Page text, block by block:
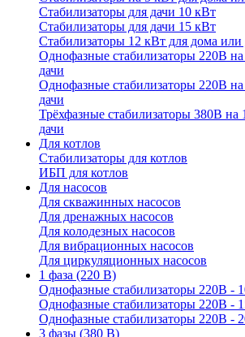
Стабилизаторы для дачи 10 кВт
Стабилизаторы для дачи 15 кВт
Стабилизаторы 12 кВт для дома или
Однофазные стабилизаторы 220В
дачи
Однофазные стабилизаторы 220В
дачи
Трёхфазные стабилизаторы 380В на
дачи
Для котлов
Стабилизаторы для котлов
ИБП для котлов
Для насосов
Для скважинных насосов
Для дренажных насосов
Для колодезных насосов
Для вибрационных насосов
Для циркуляционных насосов
1 фаза (220 В)
Однофазные стабилизаторы 220В -
Однофазные стабилизаторы 220В -
Однофазные стабилизаторы 220В -
3 фазы (380 В)